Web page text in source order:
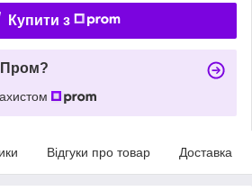
Купити з
Пром?
Відгуки про товар Доставка